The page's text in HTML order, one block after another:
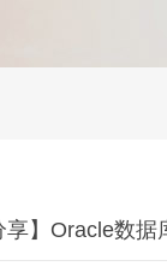
享】Oracle数